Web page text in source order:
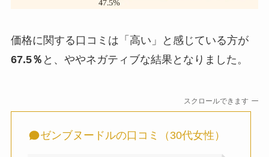
価格に関する口コミは「高い」と感じている方が
67.5％ と、ややネガティブな結果となりました。
スクロールできます
ゼンブヌードルの口コミ（30代女性）